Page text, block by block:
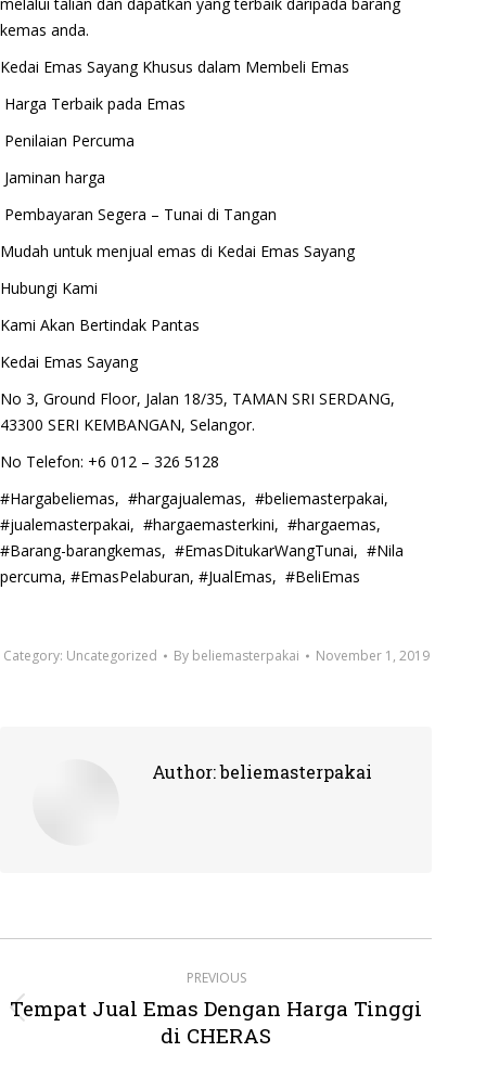
kemas anda.
Kedai Emas Sayang Khusus dalam Membeli Emas
Harga Terbaik pada Emas
Penilaian Percuma
Jaminan harga
Pembayaran Segera – Tunai di Tangan
Mudah untuk menjual emas di Kedai Emas Sayang
Hubungi Kami
Kami Akan Bertindak Pantas
Kedai Emas Sayang
No 3, Ground Floor, Jalan 18/35, TAMAN SRI SERDANG,
43300 SERI KEMBANGAN, Selangor.
No Telefon: +6 012 – 326 5128
#Hargabeliemas, #hargajualemas, #beliemasterpakai,
#jualemasterpakai, #hargaemasterkini, #hargaemas,
#Barang-barangkemas, #EmasDitukarWangTunai, #Nila
percuma, #EmasPelaburan, #JualEmas, #BeliEmas
Category: Uncategorized By beliemasterpakai November 1, 2019
Author:beliemasterpakai
navigation
PREVIOUS
Previous
post:
Tempat Jual Emas Dengan Harga Tinggi
di CHERAS